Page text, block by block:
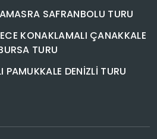
SAFRANBOLU TURU
KONAKLAMALI ÇANAKKALE
TURU
DENİZLİ TURU